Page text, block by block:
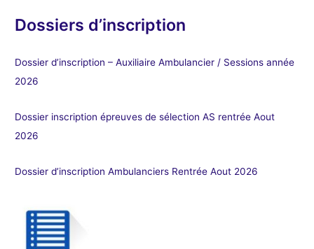
Dossiers d’inscription
Dossier d’inscription – Auxiliaire Ambulancier / Sessions année
2026
Dossier inscription épreuves de sélection AS rentrée Aout
2026
Dossier d’inscription Ambulanciers Rentrée Aout 2026